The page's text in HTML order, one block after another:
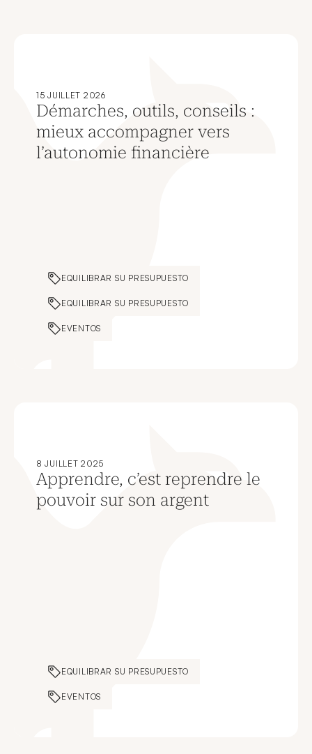
15 JUILLET 2026
Démarches, outils, conseils :
mieux accompagner vers
l’autonomie financière
EQUILIBRAR SU PRESUPUESTO
EQUILIBRAR SU PRESUPUESTO
EVENTOS
8 JUILLET 2025
Apprendre, c’est reprendre le
pouvoir sur son argent
EQUILIBRAR SU PRESUPUESTO
EVENTOS